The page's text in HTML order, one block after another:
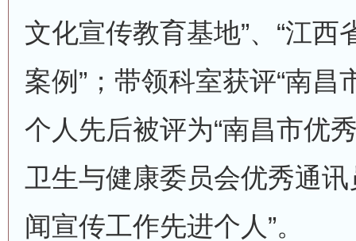
文化宣传教育基地”、“江
案例”；带领科室获评“南昌
个人先后被评为“南昌市优
卫生与健康委员会优秀通讯
闻宣传工作先进个人”。